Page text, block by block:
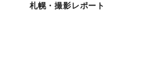
札幌・撮影レポート